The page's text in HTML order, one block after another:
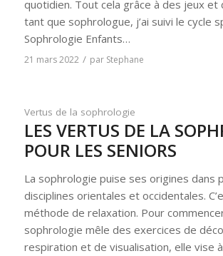
quotidien. Tout cela grâce à des jeux et
tant que sophrologue, j’ai suivi le cycle
Sophrologie Enfants…
21 mars 2022 / par Stephane
Vertus de la sophrologie
LES VERTUS DE LA
POUR LES SENIORS
La sophrologie puise ses origines dans
disciplines orientales et occidentales.
méthode de relaxation. Pour
sophrologie mêle des exercices de
respiration et de visualisation, elle vise